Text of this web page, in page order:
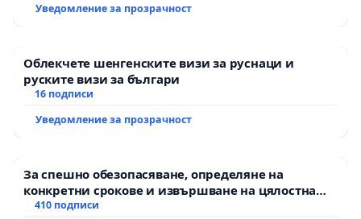
Уведомление за прозрачност
Облекчете шенгенските визи за руснаци и
руските визи за българи
16 подписи
Уведомление за прозрачност
За спешно обезопасяване, определяне на
конкретни срокове и извършване на цялостна
рехабилитация на републиканския път между
410 подписи